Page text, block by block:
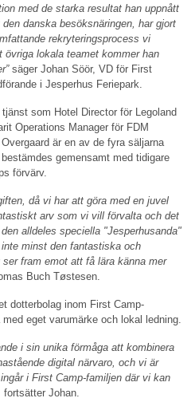
med de starka resultat han uppnått
danska besöksnäringen, har gjort
rekryteringsprocess vi
lokala teamet kommer han
säger Johan Söör, VD för First
i Jesperhus Feriepark.
som Hotel Director för Legoland
Operations Manager för FDM
är en av de fyra säljarna
gemensamt med tidigare
förvärv.
då vi har att göra med en juvel
arv som vi vill förvalta och det
alldeles speciella "Jesperhusanda"
minst den fantastiska och
fram emot att få lära känna mer
Buch Tøstesen.
dotterbolag inom First Camp-
eget varumärke och lokal ledning.
i sin unika förmåga att kombinera
digital närvaro, och vi är
i First Camp-familjen där vi kan
fortsätter Johan.